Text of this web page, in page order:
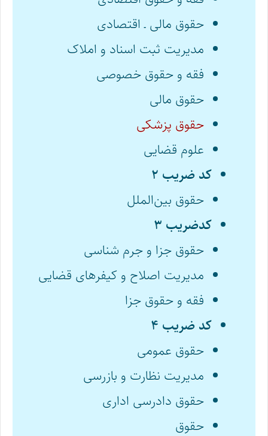
حقوق مالی ـ اقتصادی
مدیریت ثبت اسناد و املاک
فقه و حقوق خصوصی
حقوق مالی
حقوق پزشکی
علوم قضایی
کد ضریب ۲
حقوق بین‌الملل
کدضریب ۳
حقوق جزا و جرم شناسی
مدیریت اصلاح و کیفرهای قضایی
فقه و حقوق جزا
کد ضریب ۴
حقوق عمومی
مدیریت نظارت و بازرسی
حقوق دادرسی اداری
حقوق